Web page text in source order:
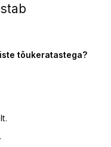
tõukeratastega?